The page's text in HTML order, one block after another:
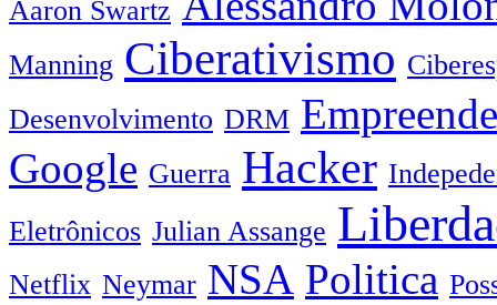
Aaron Swartz
Manning Ciberativismo
Desenvolvimento DRM
Google Guerra Hacker
Eletrônicos Julian Assange
Netflix Neymar NSA Politica